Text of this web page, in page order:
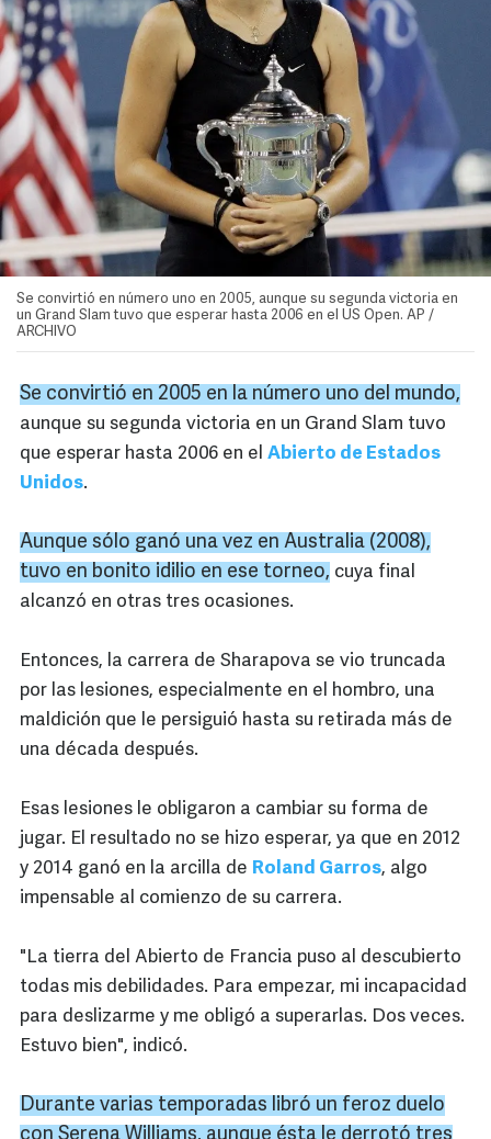
Se convirtió en número uno en 2005, aunque su segunda victoria en
un Grand Slam tuvo que esperar hasta 2006 en el US Open. AP /
ARCHIVO
Se convirtió en 2005 en la número uno del mundo,
aunque su segunda victoria en un Grand Slam tuvo
que esperar hasta 2006 en el Abierto de Estados
Unidos.
Aunque sólo ganó una vez en Australia (2008),
tuvo en bonito idilio en ese torneo, cuya final
alcanzó en otras tres ocasiones.
Entonces, la carrera de Sharapova se vio truncada
por las lesiones, especialmente en el hombro, una
maldición que le persiguió hasta su retirada más de
una década después.
Esas lesiones le obligaron a cambiar su forma de
jugar. El resultado no se hizo esperar, ya que en 2012
y 2014 ganó en la arcilla de Roland Garros, algo
impensable al comienzo de su carrera.
"La tierra del Abierto de Francia puso al descubierto
todas mis debilidades. Para empezar, mi incapacidad
para deslizarme y me obligó a superarlas. Dos veces.
Estuvo bien", indicó.
Durante varias temporadas libró un feroz duelo